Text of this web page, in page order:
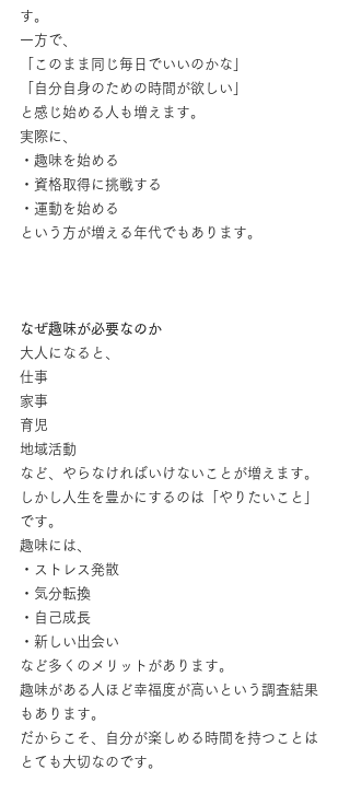
す。
一方で、
「このまま同じ毎日でいいのかな」
「自分自身のための時間が欲しい」
と感じ始める人も増えます。
実際に、
・趣味を始める
・資格取得に挑戦する
・運動を始める
という方が増える年代でもあります。
なぜ趣味が必要なのか
大人になると、
仕事
家事
育児
地域活動
など、やらなければいけないことが増えます。
しかし人生を豊かにするのは「やりたいこと」
です。
趣味には、
・ストレス発散
・気分転換
・自己成長
・新しい出会い
など多くのメリットがあります。
趣味がある人ほど幸福度が高いという調査結果
もあります。
だからこそ、自分が楽しめる時間を持つことは
とても大切なのです。